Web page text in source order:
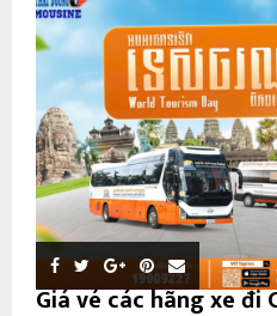
Giá vé các hãng xe đi